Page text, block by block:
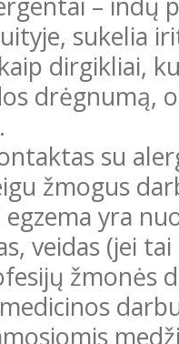
sukelia
dirgikliai,
drėgnumą,
su
žmogus
yra
veidas (jei
žmonės